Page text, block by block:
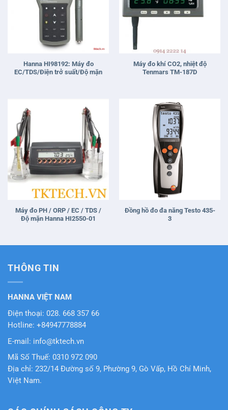
Hanna HI98192: Máy đo
EC/TDS/Điện trở suất/Độ mặn
Máy đo khí CO2, nhiệt độ
Tenmars TM-187D
Máy đo PH / ORP / EC / TDS /
Độ mặn Hanna HI2550-01
Đồng hồ đo đa năng Testo 435-
3
THÔNG TIN
HANNA VIỆT NAM
Điện thoại: 028. 668 357 66
Hotline: +84947778884
E-mail: info@tktech.vn
Mã Số Thuế: 0310 972 090
Địa chỉ: 232/14 Đường số 9, Phường 9, Gò Vấp, Hồ Chí Minh,
Việt Nam.